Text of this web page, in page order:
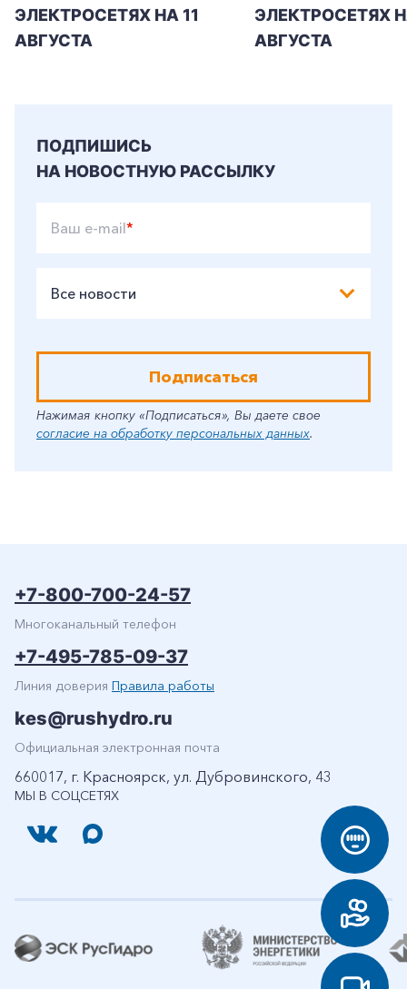
ЭЛЕКТРОСЕТЯХ НА 11
АВГУСТА
ЭЛЕКТРОСЕТЯХ
АВГУСТА
ПОДПИШИСЬ
НА НОВОСТНУЮ РАССЫЛКУ
Ваш e-mail*
Все новости
Подписаться
Нажимая кнопку «Подписаться», Вы даете свое
согласие на обработку персональных данных.
МЫ В СОЦСЕТЯХ
+7-800-700-24-57
Многоканальный телефон
+7-495-785-09-37
Линия доверия Правила работы
kes@rushydro.ru
Официальная электронная почта
660017, г. Красноярск, ул. Дубровинского, 43